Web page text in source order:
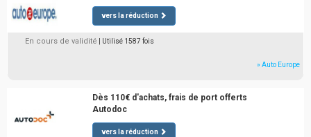
vers la réduction
En cours de validité | Utilisé 1587 fois
» Auto Europe
Dès 110€ d'achats, frais de port offerts
Autodoc
vers la réduction